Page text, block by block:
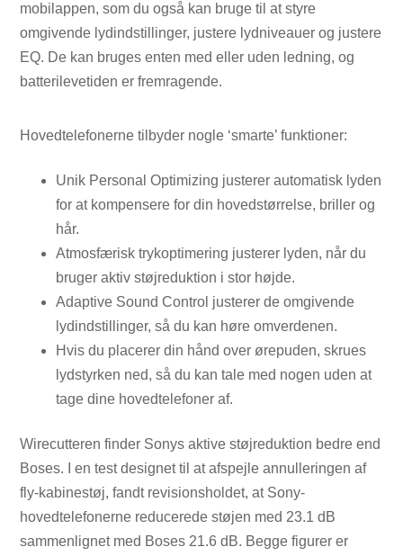
mobilappen, som du også kan bruge til at styre
omgivende lydindstillinger, justere lydniveauer og justere
EQ. De kan bruges enten med eller uden ledning, og
batterilevetiden er fremragende.
Hovedtelefonerne tilbyder nogle ‘smarte’ funktioner:
Unik Personal Optimizing justerer automatisk lyden
for at kompensere for din hovedstørrelse, briller og
hår.
Atmosfærisk trykoptimering justerer lyden, når du
bruger aktiv støjreduktion i stor højde.
Adaptive Sound Control justerer de omgivende
lydindstillinger, så du kan høre omverdenen.
Hvis du placerer din hånd over ørepuden, skrues
lydstyrken ned, så du kan tale med nogen uden at
tage dine hovedtelefoner af.
Wirecutteren finder Sonys aktive støjreduktion bedre end
Boses. I en test designet til at afspejle annulleringen af ​​
fly-kabinestøj, fandt revisionsholdet, at Sony-
hovedtelefonerne reducerede støjen med 23.1 dB
sammenlignet med Boses 21.6 dB. Begge figurer er